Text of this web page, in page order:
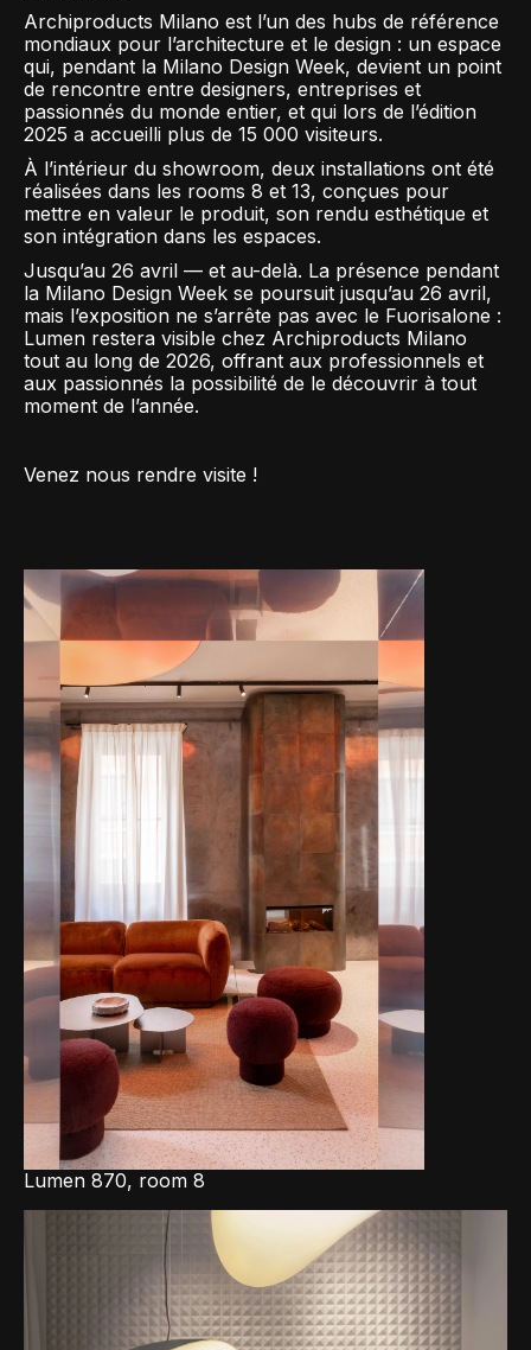
Archiproducts Milano est l’un des hubs de référence
mondiaux pour l’architecture et le design : un espace
qui, pendant la Milano Design Week, devient un point
de rencontre entre designers, entreprises et
passionnés du monde entier, et qui lors de l’édition
2025 a accueilli plus de 15 000 visiteurs.
À l’intérieur du showroom, deux installations ont été
réalisées dans les rooms 8 et 13, conçues pour
mettre en valeur le produit, son rendu esthétique et
son intégration dans les espaces.
Jusqu’au 26 avril — et au-delà. La présence pendant
la Milano Design Week se poursuit jusqu’au 26 avril,
mais l’exposition ne s’arrête pas avec le Fuorisalone :
Lumen restera visible chez Archiproducts Milano
tout au long de 2026, offrant aux professionnels et
aux passionnés la possibilité de le découvrir à tout
moment de l’année.
Venez nous rendre visite !
Lumen 870, room 8